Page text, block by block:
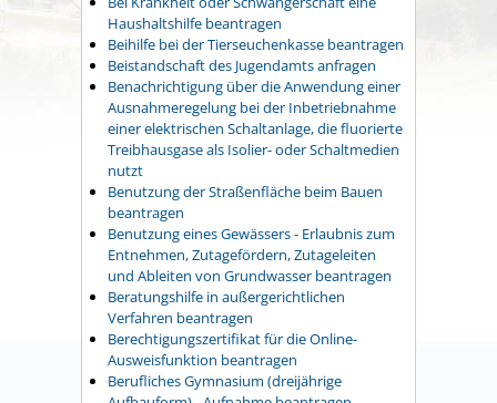
Haushaltshilfe beantragen
Beihilfe bei der Tierseuchenkasse beantragen
Beistandschaft des Jugendamts anfragen
Benachrichtigung über die Anwendung einer
Ausnahmeregelung bei der Inbetriebnahme
einer elektrischen Schaltanlage, die fluorierte
Treibhausgase als Isolier- oder Schaltmedien
nutzt
Benutzung der Straßenfläche beim Bauen
beantragen
Benutzung eines Gewässers - Erlaubnis zum
Entnehmen, Zutagefördern, Zutageleiten
und Ableiten von Grundwasser beantragen
Beratungshilfe in außergerichtlichen
Verfahren beantragen
Berechtigungszertifikat für die Online-
Ausweisfunktion beantragen
Berufliches Gymnasium (dreijährige